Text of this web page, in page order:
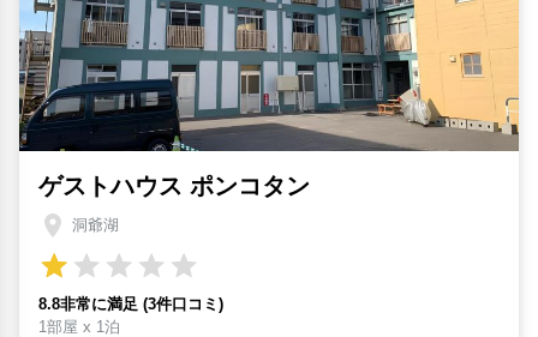
ゲストハウス ポンコタン
洞爺湖
8.8非常に満足 (3件口コミ)
1部屋 x 1泊